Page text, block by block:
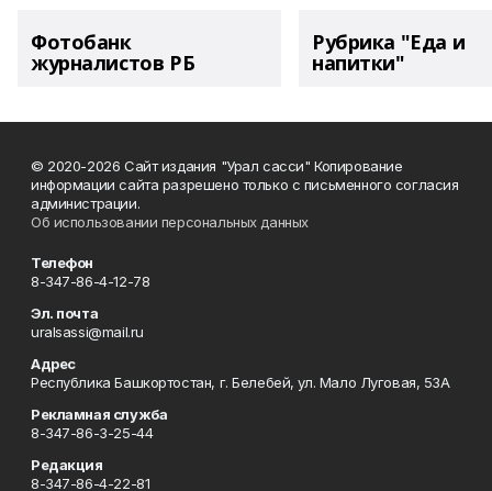
Фотобанк
журналистов РБ
Рубрика "Еда и
напитки"
© 2020-2026 Сайт издания "Урал сасси" Копирование
информации сайта разрешено только с письменного согласия
администрации.
Об использовании персональных данных
Телефон
8-347-86-4-12-78
Эл. почта
uralsassi@mail.ru
Адрес
Республика Башкортостан, г. Белебей, ул. Мало Луговая, 53А
Рекламная служба
8-347-86-3-25-44
Редакция
8-347-86-4-22-81